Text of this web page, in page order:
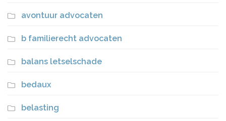
avontuur advocaten
b familierecht advocaten
balans letselschade
bedaux
belasting